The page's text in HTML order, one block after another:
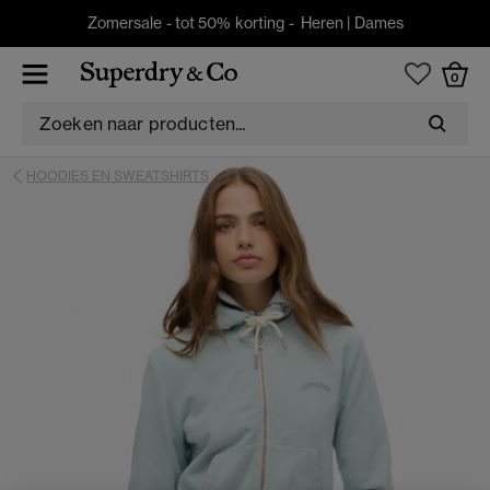
Zomersale - tot 50% korting - Heren | Dames
0
HOODIES EN SWEATSHIRTS